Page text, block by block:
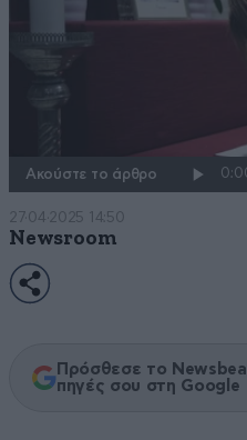
Ακούστε το άρθρο
27·04·2025 14:50
Newsroom
Πρόσθεσε το
πηγές σου στη Google